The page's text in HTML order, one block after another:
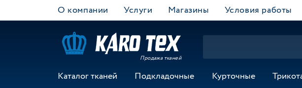
О компании Услуги Магазины Условия работы
Продажа тканей
Каталог тканей Подкладочные Курточные